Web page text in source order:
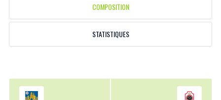
COMPOSITION
STATISTIQUES